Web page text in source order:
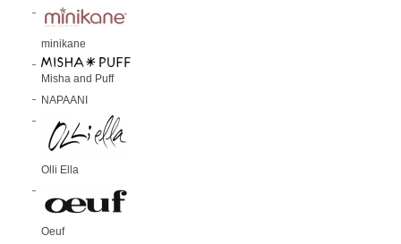
minikane
Misha and Puff
NAPAANI
Olli Ella
Oeuf